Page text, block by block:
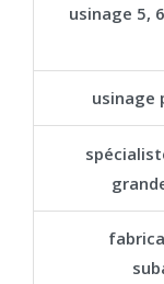
usinage 5,
usinage